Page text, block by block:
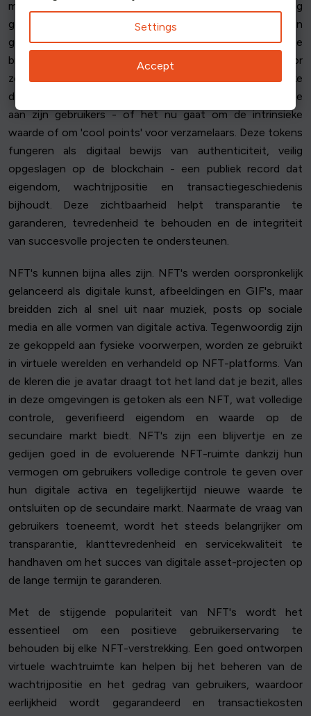
marktplaatsen, waar exclusiviteit en eigendom hoog
gewaardeerd worden. Of het nu gaat om je huis, een
gesigneerd voetbalshirt of zelfs een aangepaste
broodrooster, geen twee items zijn hetzelfde, waardoor
ze ideaal zijn voor tokenization. Elk token is een unieke
digitale representatie van een uniek object en biedt waarde
aan zijn gebruikers - of het nu gaat om de intrinsieke
waarde of om 'cool points' voor verzamelaars. Deze tokens
fungeren als digitaal bewijs van authenticiteit, veilig
opgeslagen op de blockchain - een publiek record dat
eigendom, wachtrijpositie en transactiegeschiedenis
bijhoudt. Deze zichtbaarheid helpt transparantie te
garanderen, tevredenheid te behouden en de integriteit
van succesvolle projecten te ondersteunen.
NFT's kunnen bijna alles zijn. NFT's werden oorspronkelijk
gelanceerd als digitale kunst, afbeeldingen en GIF's, maar
breidden zich al snel uit naar muziek, posts op sociale
media en alle vormen van digitale activa. Tegenwoordig zijn
ze gekoppeld aan fysieke voorwerpen, worden ze gebruikt
in virtuele werelden en verhandeld op NFT-platforms. Van
de kleren die je avatar draagt tot het land dat je bezit, alles
in deze omgevingen is getoken als een NFT, wat volledige
controle, geverifieerd eigendom en waarde op de
secundaire markt biedt. NFT's zijn een blijvertje en ze
gedijen goed in de evoluerende NFT-ruimte dankzij hun
vermogen om gebruikers volledige controle te geven over
hun digitale activa en tegelijkertijd nieuwe waarde te
ontsluiten op de secundaire markt. Naarmate de vraag van
gebruikers toeneemt, wordt het steeds belangrijker om
transparantie, klanttevredenheid en servicekwaliteit te
handhaven om het succes van digitale asset-projecten op
de lange termijn te garanderen.
Met de stijgende populariteit van NFT's wordt het
essentieel om een positieve gebruikerservaring te
behouden bij elke NFT-verstrekking. Een goed ontworpen
virtuele wachtruimte kan helpen bij het beheren van de
wachtrijpositie en het gedrag van gebruikers, waardoor
eerlijkheid wordt gegarandeerd en transactiekosten
Settings
Accept